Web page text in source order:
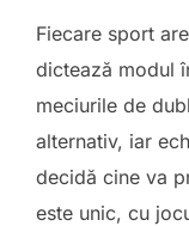
Fiecare sport
dictează modul
meciurile de
alternativ, iar
decidă cine va
este unic, cu